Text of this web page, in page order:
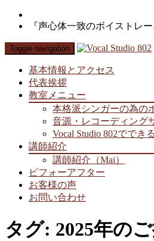
『声心体一致のボイストレ
Toggle navigation
基本情報とアクセス
代表挨拶
教室メニュー
本格派シンガーの為の
音源・レコーディング
Vocal Studio 802ででき
講師紹介
講師紹介（Mai）
ビフォーアフター
お客様の声
お問い合わせ
タグ: 2025年の